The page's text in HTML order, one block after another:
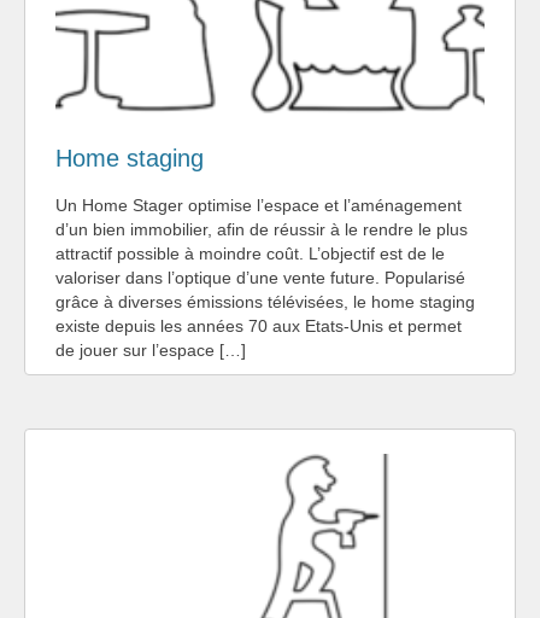
Home staging
Un Home Stager optimise l’espace et l’aménagement
d’un bien immobilier, afin de réussir à le rendre le plus
attractif possible à moindre coût. L’objectif est de le
valoriser dans l’optique d’une vente future. Popularisé
grâce à diverses émissions télévisées, le home staging
existe depuis les années 70 aux Etats-Unis et permet
de jouer sur l’espace […]